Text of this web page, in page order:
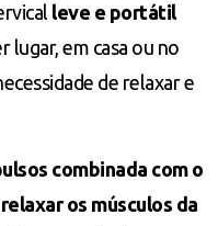
leve e portátil
lugar, em casa ou no
de relaxar e
combinada com o
relaxar os músculos da